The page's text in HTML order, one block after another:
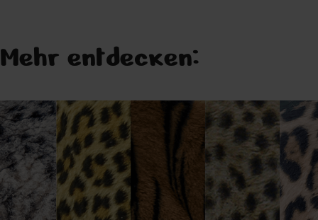
Mehr entdecken: